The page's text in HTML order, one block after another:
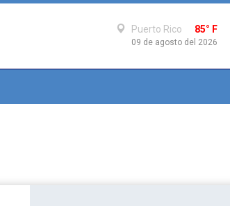
Puerto Rico 85° F
09 de agosto del 2026